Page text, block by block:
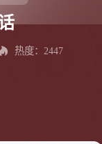
热度：2447